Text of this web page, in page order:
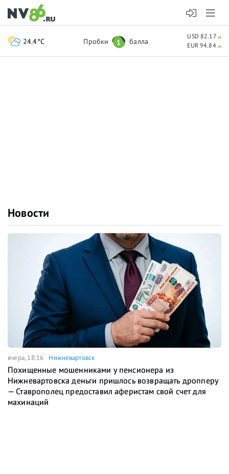
Новости
вчера, 18:16 Нижневартовск
Похищенные мошенниками у пенсионера из
Нижневартовска деньги пришлось возвращать дропперу
— Ставрополец предоставил аферистам свой счет для
махинаций
24.4°C Пробки 1 балла
USD 82.17
EUR 94.84